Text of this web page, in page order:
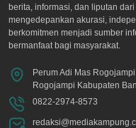
berita, informasi, dan liputan
mengedepankan akurasi,
berkomitmen menjadi sumber
bermanfaat bagi masyarakat.
Perum Adi Mas
Rogojampi Kabupaten
0822-2974-8573